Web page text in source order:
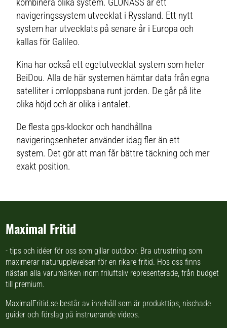
appen Garmin Messenger på en
Tvåvägsmeddelanden: Skicka och
ta emot textmeddelanden med
upp till 1 600 tecken direkt på
enheten. Anslut din kompatibla
smartphone till Garmin Messen
navigeringssystem utvecklat i Ryssland. Ett nytt
system har utvecklats på senare år i Europa och
kallas för Galileo.
Kina har också ett egetutvecklat system som heter
BeiDou. Alla de här systemen hämtar data från egna
satelliter i omloppsbana runt jorden. De går på lite
olika höjd och är olika i antalet.
De flesta gps-klockor och handhållna
navigeringsenheter använder idag fler än ett
system. Det gör att man får bättre täckning och mer
exakt position.
Maximal Fritid
- tips och idéer för oss som gillar outdoor. Bra utrustning som
maximerar naturupplevelsen för en rikare fritid. Hos oss finns
nästanalla varumärken inom friluftsliv representerade, från budget
till premium.
MaximalFritid.se består av innehåll som är produkttips, nischade
guider och förslag på instruerande videos.